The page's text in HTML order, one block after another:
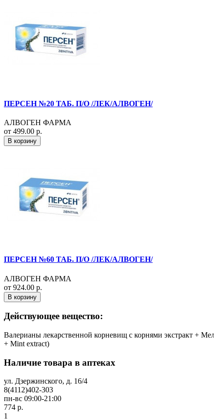
ПЕРСЕН №20 ТАБ. П/О /ЛЕК/АЛВОГЕН/
АЛВОГЕН ФАРМА
от 499.00 р.
В корзину
ПЕРСЕН №60 ТАБ. П/О /ЛЕК/АЛВОГЕН/
АЛВОГЕН ФАРМА
от 924.00 р.
В корзину
Действующее вещество:
Валерианы лекарственной корневищ c корнями экстракт +
+ Mint extract)
Наличие товара в аптеках
ул. Дзержинского, д. 16/4
8(4112)402-303
пн-вс 09:00-21:00
774 р.
1